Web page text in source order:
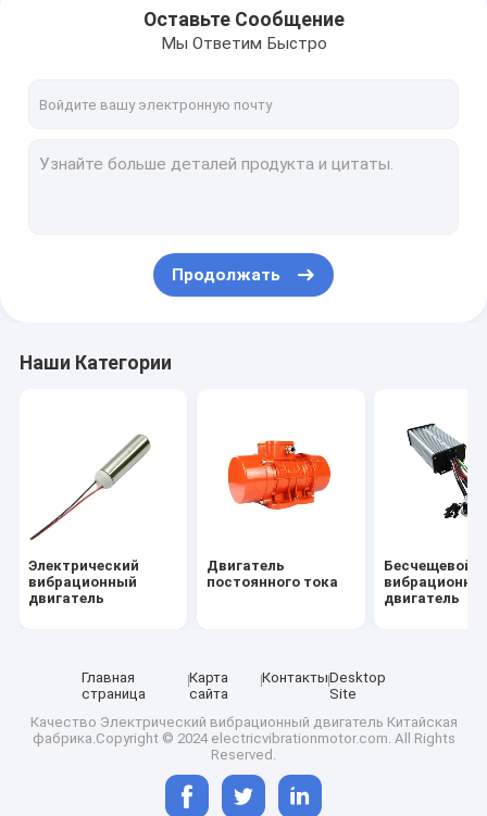
Оставьте Сообщение
Мы Ответим Быстро
Продолжать
Наши Категории
Электрический
вибрационный
двигатель
Двигатель
постоянного тока
Бесчещевой
двигатель
Главная
страница
Карта
сайта
КонтактыDesktop
Site
Качество Электрический вибрационный двигатель Китайская
фабрика.Copyright © 2024 electricvibrationmotor.com. All Rights
Reserved.